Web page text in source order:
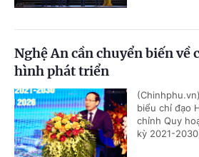
Nghệ An cần chuyển biến về
hình phát triển
biểu chỉ đạo
chỉnh Quy
kỳ 2021-